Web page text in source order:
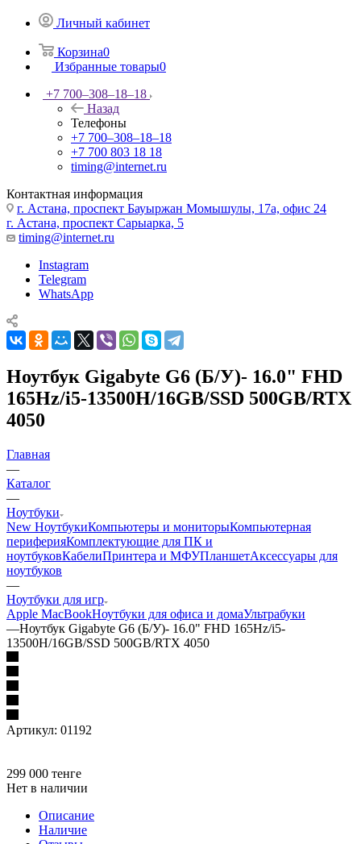
Личный кабинет
Корзина0
Избранные товары0
+7 700‒308‒18‒18
Назад
Телефоны
+7 700‒308‒18‒18
+7 700 803 18 18
timing@internet.ru
Контактная информация
г. Астана, проспект Бауыржан Момышулы, 17а, офис 24
г. Астана, проспект Сарыарка, 5
timing@internet.ru
Instagram
Telegram
WhatsApp
Ноутбук Gigabyte G6 (Б/У)- 16.0" FHD
165Hz/i5-13500H/16GB/SSD 500GB/RTX
4050
Главная
—
Каталог
—
Ноутбуки
New НоутбукиКомпьютеры и мониторыКомпьютерная
периферияКомплектующие для ПК и
ноутбуковКабелиПринтера и МФУПланшетАксессуары для
ноутбуков
—
Ноутбуки для игр
Apple MacBookНоутбуки для офиса и домаУльтрабуки
—Ноутбук Gigabyte G6 (Б/У)- 16.0" FHD 165Hz/i5-
13500H/16GB/SSD 500GB/RTX 4050
Артикул: 01192
299 000 тенге
Нет в наличии
Описание
Наличие